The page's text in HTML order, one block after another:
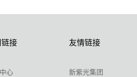
接
心
友情链接
新紫光集团